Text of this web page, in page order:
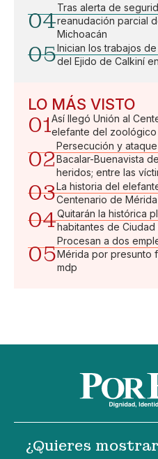
04
Tras alerta de
reanudación parcial
Michoacán
05Inician los trabajos
del Ejido de Calkiní
LO MÁS VISTO
01Así llegó Unión al
elefante del zoológico
02
Persecución y
Bacalar-Buenavista
heridos; entre las
03La historia del
Centenario de
04Quitarán la histórica
habitantes de Ciudad
05
Procesan a dos
Mérida por presunto
mdp
¿Quieres